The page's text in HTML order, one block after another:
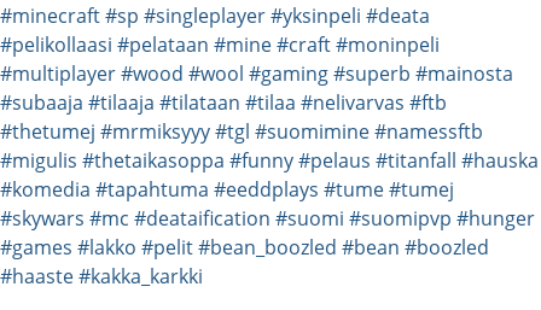
#minecraft#sp #singleplayer#yksinpeli #deata
#pelikollaasi #pelataan #mine#craft#moninpeli
#multiplayer#wood #wool #gaming#superb #mainosta
#subaaja #tilaaja #tilataan #tilaa #nelivarvas #ftb
#thetumej #mrmiksyyy#tgl #suomimine#namessftb
#migulis #thetaikasoppa #funny#pelaus #titanfall #hauska
#komedia #tapahtuma #eeddplays #tume#tumej
#skywars #mc #deataification #suomi #suomipvp #hunger
#games #lakko #pelit#bean_boozled #bean #boozled
#haaste#kakka_karkki